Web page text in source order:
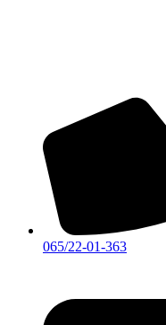
065/22-01-363